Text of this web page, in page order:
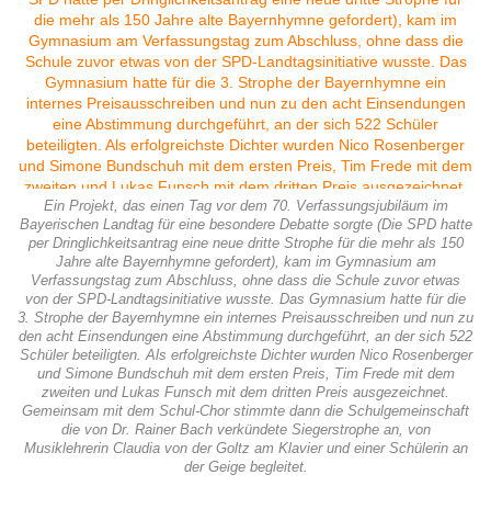
Ein Projekt, das einen Tag vor dem 70. Verfassungsjubiläum im
Bayerischen Landtag für eine besondere Debatte sorgte (Die SPD hatte
per Dringlichkeitsantrag eine neue dritte Strophe für die mehr als 150
Jahre alte Bayernhymne gefordert), kam im Gymnasium am
Verfassungstag zum Abschluss, ohne dass die Schule zuvor etwas
von der SPD-Landtagsinitiative wusste. Das Gymnasium hatte für die
3. Strophe der Bayernhymne ein internes Preisausschreiben und nun zu
den acht Einsendungen eine Abstimmung durchgeführt, an der sich 522
Schüler beteiligten. Als erfolgreichste Dichter wurden Nico Rosenberger
und Simone Bundschuh mit dem ersten Preis, Tim Frede mit dem
zweiten und Lukas Funsch mit dem dritten Preis ausgezeichnet.
Gemeinsam mit dem Schul-Chor stimmte dann die Schulgemeinschaft
die von Dr. Rainer Bach verkündete Siegerstrophe an, von
Musiklehrerin Claudia von der Goltz am Klavier und einer Schülerin an
der Geige begleitet.